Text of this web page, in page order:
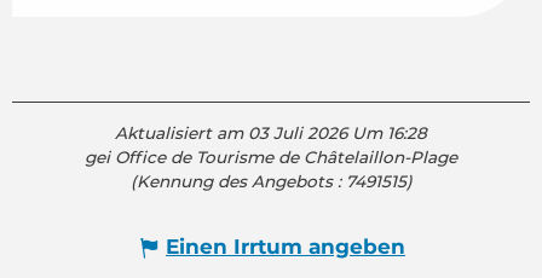
Aktualisiert am 03 Juli 2026 Um 16:28
gei Office de Tourisme de Châtelaillon-Plage
(Kennung des Angebots : 7491515)
Einen Irrtum angeben